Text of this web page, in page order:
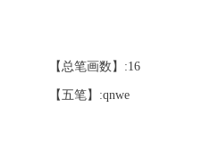
【总笔画数】:16
【五笔】:qnwe